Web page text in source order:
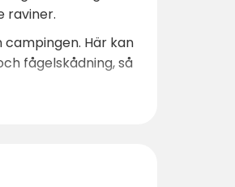
raviner.
Här kan
fågelskådning, så
ligger